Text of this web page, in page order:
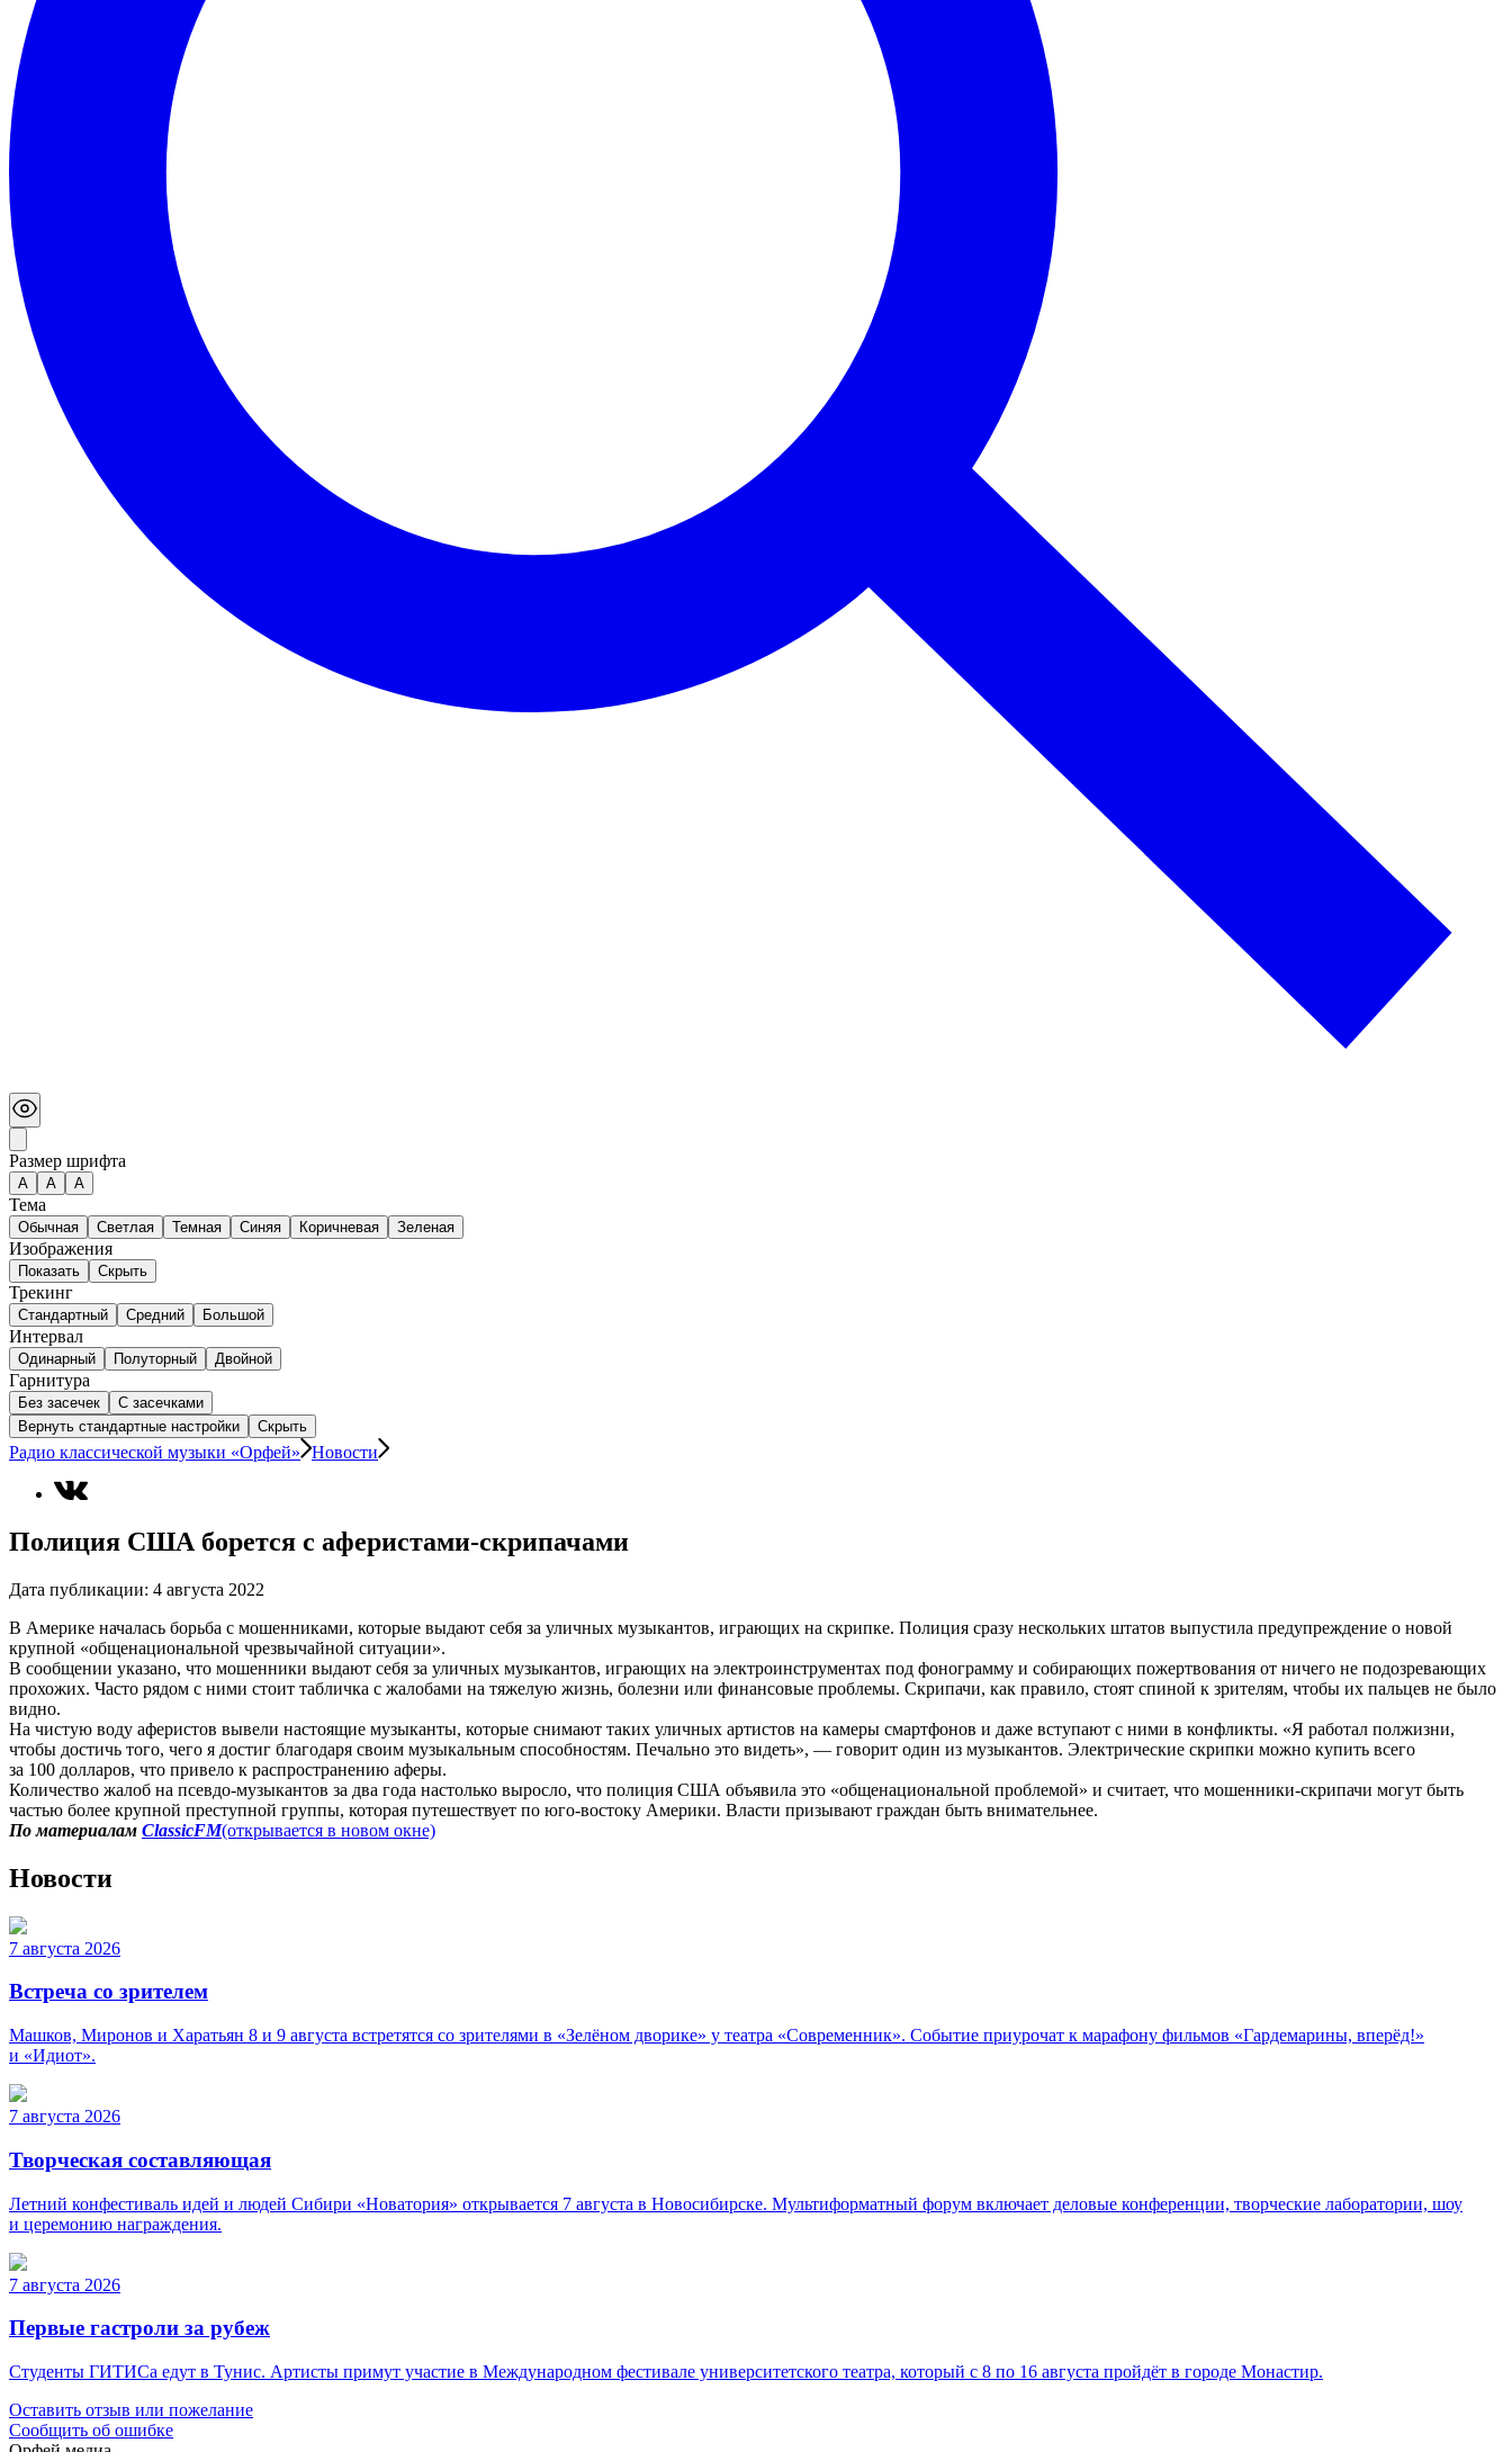
Размер шрифта
А A A
Тема
Обычная Светлая Темная Синяя Коричневая Зеленая
Изображения
Показать Скрыть
Трекинг
Стандартный Средний Большой
Интервал
Одинарный Полуторный Двойной
Гарнитура
Без засечек
С засечками
Вернуть стандартные настройки
Скрыть
Радио классической музыки «Орфей» Новости
Полиция США борется с аферистами-скрипачами
Дата публикации: 4 августа 2022
В Америке началась борьба с мошенниками, которые выдают себя за уличных музыкантов, играющих на скрипке. Полиция сразу нескольких штатов выпустила предупреждение о новой
крупной «общенациональной чрезвычайной ситуации».
В сообщении указано, что мошенники выдают себя за уличных музыкантов, играющих на электроинструментах под фонограмму и собирающих пожертвования от ничего не подозревающих
прохожих. Часто рядом с ними стоит табличка с жалобами на тяжелую жизнь, болезни или финансовые проблемы. Скрипачи, как правило, стоят спиной к зрителям, чтобы их пальцев не было
видно.
На чистую воду аферистов вывели настоящие музыканты, которые снимают таких уличных артистов на камеры смартфонов и даже вступают с ними в конфликты. «Я работал полжизни,
чтобы достичь того, чего я достиг благодаря своим музыкальным способностям. Печально это видеть», — говорит один из музыкантов. Электрические скрипки можно купить всего
за 100 долларов, что привело к распространению аферы.
Количество жалоб на псевдо-музыкантов за два года настолько выросло, что полиция США объявила это «общенациональной проблемой» и считает, что мошенники-скрипачи могут быть
частью более крупной преступной группы, которая путешествует по юго-востоку Америки. Власти призывают граждан быть внимательнее.
По материалам ClassicFM(открывается в новом окне)
Новости
7 августа 2026
Встреча со зрителем
Машков, Миронов и Харатьян 8 и 9 августа встретятся со зрителями в «Зелёном дворике» у театра «Современник». Событие приурочат к марафону фильмов «Гардемарины, вперёд!»
и «Идиот».
7 августа 2026
Творческая составляющая
Летний конфестиваль идей и людей Сибири «Новатория» открывается 7 августа в Новосибирске. Мультиформатный форум включает деловые конференции, творческие лаборатории, шоу
и церемонию награждения.
7 августа 2026
Первые гастроли за рубеж
Студенты ГИТИСа едут в Тунис. Артисты примут участие в Международном фестивале университетского театра, который с 8 по 16 августа пройдёт в городе Монастир.
Оставить отзыв или пожелание
Сообщить об ошибке